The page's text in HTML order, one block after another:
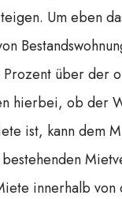
Um eben
über der
hierbei, ob der
ist, kann dem
innerhalb von